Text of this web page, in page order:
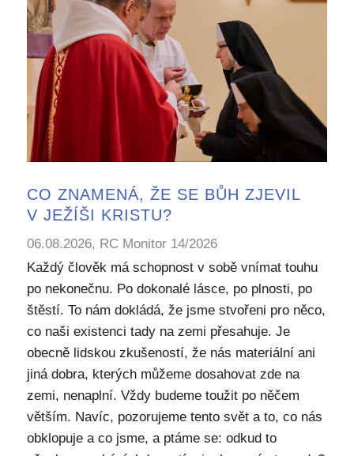
CO ZNAMENÁ, ŽE SE BŮH ZJEVIL
V JEŽÍŠI KRISTU?
06.08.2026, RC Monitor 14/2026
Každý člověk má schopnost v sobě vnímat touhu
po nekonečnu. Po dokonalé lásce, po plnosti, po
štěstí. To nám dokládá, že jsme stvořeni pro něco,
co naši existenci tady na zemi přesahuje. Je
obecně lidskou zkušeností, že nás materiální ani
jiná dobra, kterých můžeme dosahovat zde na
zemi, nenaplní. Vždy budeme toužit po něčem
větším. Navíc, pozorujeme tento svět a to, co nás
obklopuje a co jsme, a ptáme se: odkud to